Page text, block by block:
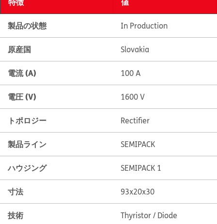
製品の状態 In Production
原産国 Slovakia
電流 (A) 100 A
電圧 (V) 1600 V
トポロジー Rectifier
製品ライン SEMIPACK
ハウジング SEMIPACK 1
寸法 93x20x30
技術 Thyristor / Diode